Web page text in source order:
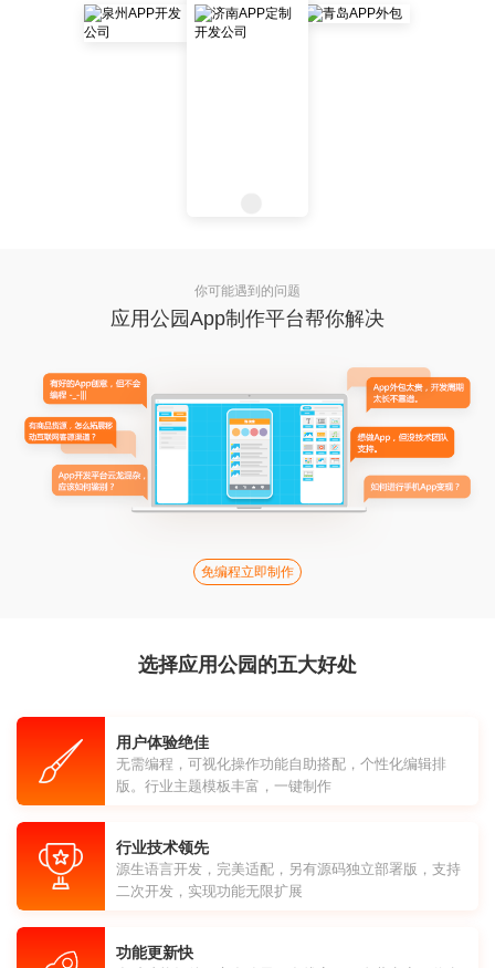
你可能遇到的问题
应用公园App制作平台帮你解决
免编程立即制作
选择应用公园的五大好处
用户体验绝佳
无需编程，可视化操作功能自助搭配，个性化编辑排
版。行业主题模板丰富，一键制作
行业技术领先
源生语言开发，完美适配，另有源码独立部署版，支持
二次开发，实现功能无限扩展
功能更新快